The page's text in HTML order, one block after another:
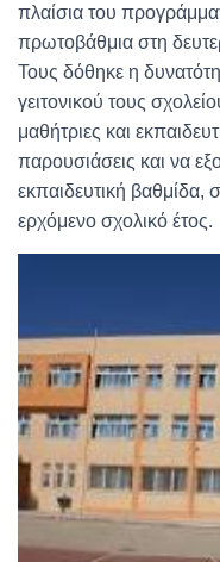
πλαίσια του
πρωτοβάθμια στη
Τους δόθηκε η
γειτονικού τους
μαθήτριες και
παρουσιάσεις και να
εκπαιδευτική βαθμίδα,
ερχόμενο σχολικό έτος.